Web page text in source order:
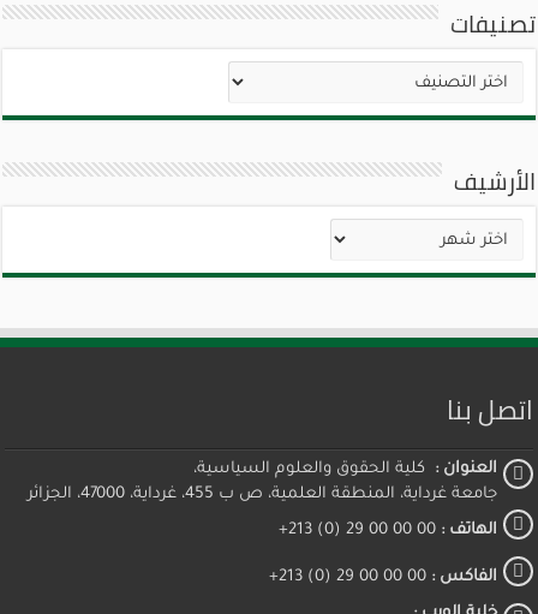
تصنيفات
تصنيفات
الأرشيف
الأرشيف
اتصل بنا
العنوان : كلية الحقوق والعلوم السياسية،
جامعة غرداية، المنطقة العلمية، ص ب 455، غرداية، 47000، الجزائر
الهاتف : 00 00 00 29 (0) 213+
الفاكس : 00 00 00 29 (0) 213+